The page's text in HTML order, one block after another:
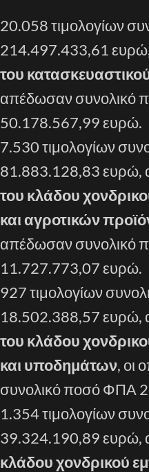
20.058 τιμολογίων
214.497.433,61
του
απέδωσαν συνολικό
50.178.567,99 ευρώ.
7.530 τιμολογίων
81.883.128,83 ευρώ,
του κλάδου
και αγροτικών
απέδωσαν συνολικό
11.727.773,07 ευρώ.
927 τιμολογίων
18.502.388,57 ευρώ,
του κλάδου
και υποδημάτων, οι
συνολικό ποσό ΦΠΑ
1.354 τιμολογίων
39.324.190,89 ευρώ,
κλάδου χονδρικού